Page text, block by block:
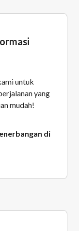
untuk
yang
mudah!
di